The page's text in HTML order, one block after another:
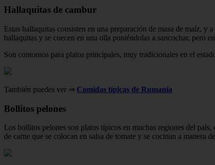
Hallaquitas de cambur
Estas hallaquitas consisten en una preparación de masa de maíz, y
hallaquitas y se cuecen en una olla poniéndolas a sancochar, pero
Son contornos para platos principales, muy tradicionales en el
También puedes ver ⇒ Comidas típicas de Rumanía
Bollitos pelones
Los bollitos pelones son platos típicos en muchas regiones del
de carne que se colocan en salsa de tomate y se cocinan a manera